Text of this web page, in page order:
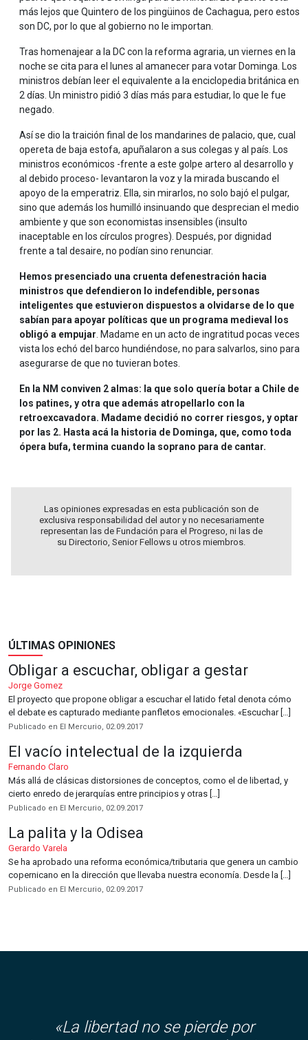
más lejos que Quintero de los pingüinos de Cachagua, pero estos
son DC, por lo que al gobierno no le importan.
Tras homenajear a la DC con la reforma agraria, un viernes en la
noche se cita para el lunes al amanecer para votar Dominga. Los
ministros debían leer el equivalente a la enciclopedia británica en
2 días. Un ministro pidió 3 días más para estudiar, lo que le fue
negado.
Así se dio la traición final de los mandarines de palacio, que, cual
opereta de baja estofa, apuñalaron a sus colegas y al país. Los
ministros económicos -frente a este golpe artero al desarrollo y
al debido proceso- levantaron la voz y la mirada buscando el
apoyo de la emperatriz. Ella, sin mirarlos, no solo bajó el pulgar,
sino que además los humilló insinuando que desprecian el medio
ambiente y que son economistas insensibles (insulto
inaceptable en los círculos progres). Después, por dignidad
frente a tal desaire, no podían sino renunciar.
Hemos presenciado una cruenta defenestración hacia
ministros que defendieron lo indefendible, personas
inteligentes que estuvieron dispuestos a olvidarse de lo que
sabían para apoyar políticas que un programa medieval los
obligó a empujar . Madame en un acto de ingratitud pocas veces
vista los echó del barco hundiéndose, no para salvarlos, sino para
asegurarse de que no tuvieran botes.
En la NM conviven 2 almas: la que solo quería botar a Chile de
los patines, y otra que además atropellarlo con la
retroexcavadora. Madame decidió no correr riesgos, y optar
por las 2. Hasta acá la historia de Dominga, que, como toda
ópera bufa, termina cuando la soprano para de cantar.
Las opiniones expresadas en esta publicación son de
exclusiva responsabilidad del autor y no necesariamente
representan las de Fundación para el Progreso, ni las de
su Directorio, Senior Fellows u otros miembros.
ÚLTIMAS OPINIONES
Obligar a escuchar, obligar a gestar
Jorge Gomez
El proyecto que propone obligar a escuchar el latido fetal denota cómo
el debate es capturado mediante panfletos emocionales. «Escuchar […]
Publicado en El Mercurio, 02.09.2017
El vacío intelectual de la izquierda
Fernando Claro
Más allá de clásicas distorsiones de conceptos, como el de libertad, y
cierto enredo de jerarquías entre principios y otras […]
Publicado en El Mercurio, 02.09.2017
La palita y la Odisea
Gerardo Varela
Se ha aprobado una reforma económica/tributaria que genera un cambio
copernicano en la dirección que llevaba nuestra economía. Desde la […]
Publicado en El Mercurio, 02.09.2017
«La libertad no se pierde por